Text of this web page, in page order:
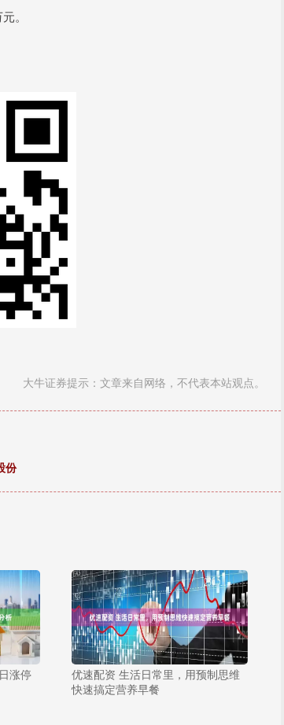
。
大牛证券提示：文章来自网络，不代表本站观点。
份
涨停
优速配资 生活日常里，用预制思维
快速搞定营养早餐